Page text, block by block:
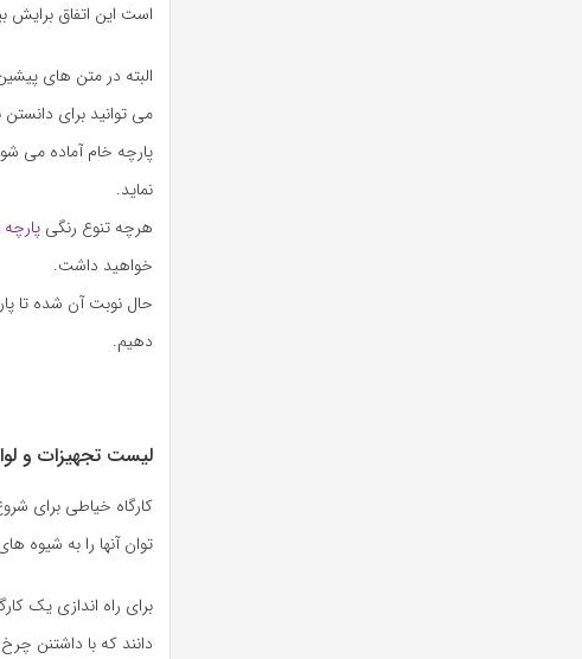
است این اتفاق برایش
البته در متن های
می توانید برای
پارچه خام آماده می
نماید.
هرچه تنوع رنگی
خواهید داشت.
حال نوبت آن شده تا
دهیم.
لیست تجهیزات و
کارگاه خیاطی برای
توان آنها را به شیوه
برای راه اندازی یک
دانند که با داشتنن